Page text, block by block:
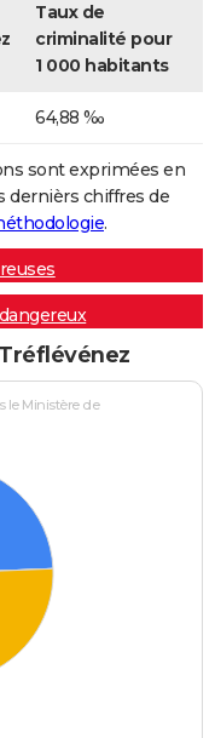
Taux de
criminalité pour
1 000 habitants
64,88 ‰
sont exprimées en
chiffres de
.
le Ministère de